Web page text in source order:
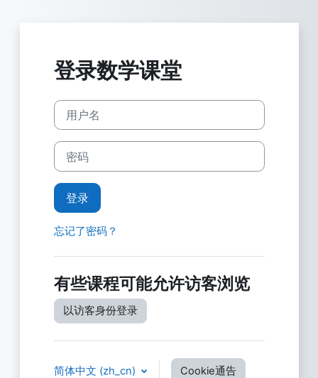
登录数学课堂
用户名
密码
登录
忘记了密码？
有些课程可能允许访客浏览
以访客身份登录
简体中文 ‎(zh_cn)‎ Cookie通告